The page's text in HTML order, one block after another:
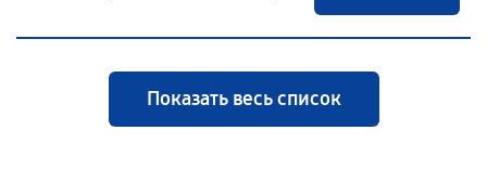
Показать весь список